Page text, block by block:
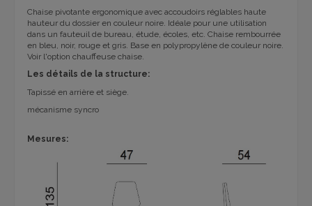
Chaise pivotante ergonomique avec accoudoirs réglables haute
hauteur du dossier en couleur noire. Idéale pour une utilisation
dans un fauteuil de bureau, étude, écoles, etc. Chaise rembourrée
en bleu, noir, rouge et gris. Base en polypropylène de couleur noire.
Voir l'option chauffeuse chaise.
Les détails de la structure:
Tapissé en arrière et siège.
mécanisme syncro
Mesures: